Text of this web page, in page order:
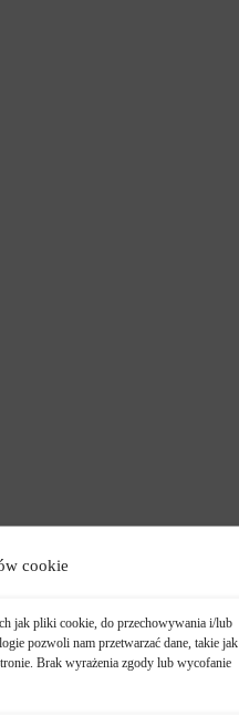
cookie
jak pliki cookie, do przechowywania i/lub
pozwoli nam przetwarzać dane, takie jak
Brak wyrażenia zgody lub wycofanie